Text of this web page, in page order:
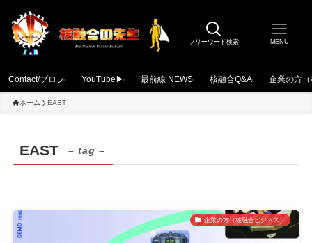
フリーワード検索 MENU
Contact/プロフ YouTube▶ 最前線 NEWS 核融合Q&A 企業の方
ホーム EAST
EAST – tag –
企業の方（核融合ビジネス）